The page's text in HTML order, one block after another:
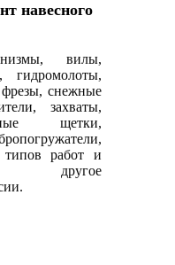
навесного
вилы,
гидромолоты,
снежные
захваты,
щетки,
работ и